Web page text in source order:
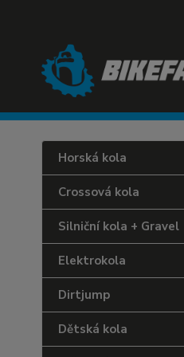
Horská kola
Crossová kola
Silniční kola + Gravel
Elektrokola
Dirtjump
Dětská kola